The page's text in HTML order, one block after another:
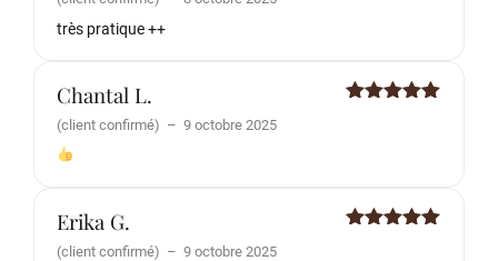
très pratique ++
Chantal L.
(client confirmé) – 9 octobre 2025
Erika G.
(client confirmé) – 9 octobre 2025